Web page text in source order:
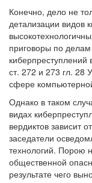
Конечно, дело не
детализации видов
приговоры по
ст. 272 и 273 гл. 28
сфере
Однако в таком
видах
вердиктов зависит
заседатели
технологий. Порою
общественной
результате чего